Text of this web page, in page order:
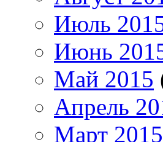
Июль
Июнь
Май 2015
Апрель
Март 2015